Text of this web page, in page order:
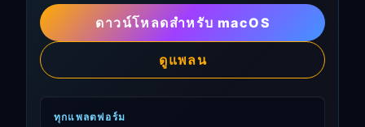
ดาวน์โหลดสำหรับ macOS
ดูแพลน
ทุกแพลตฟอร์ม